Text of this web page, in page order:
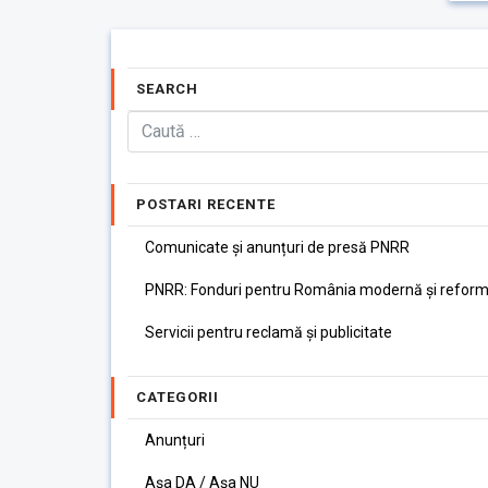
SEARCH
POSTARI RECENTE
Comunicate și anunțuri de presă PNRR
PNRR: Fonduri pentru România modernă și
Servicii pentru reclamă și publicitate
CATEGORII
Anunțuri
Așa DA / Așa NU